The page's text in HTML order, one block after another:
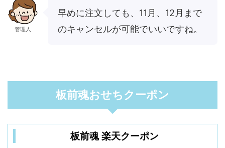
管理人
早めに注文しても、11月、12月まで
のキャンセルが可能でいいですね。
板前魂おせちクーポン
板前魂 楽天クーポン